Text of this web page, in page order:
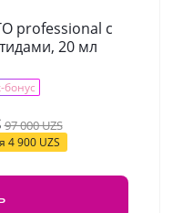
professional с
20 мл
бонус
97 000 UZS
4 900 UZS